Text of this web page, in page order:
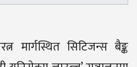
मार्गस्थित सिटिजन्स बैङ्क